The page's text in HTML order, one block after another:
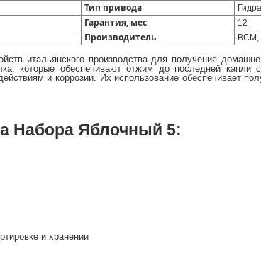
Тип привода
Гарантия, мес 12
Производитель ВСМ,
итальянского производства для получения
которые обеспечивают отжим до последней
и коррозии. Их использование обеспечивает
Набора Яблочный 5:
и хранении